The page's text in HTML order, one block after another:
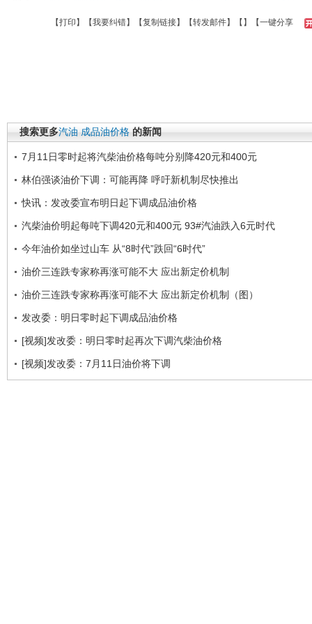
【打印 】【我要纠错】【复制链接】【转发邮件】【 】 【一键分享
搜索更多汽油 成品油价格 的新闻
7月11日零时起将汽柴油价格每吨分别降420元和400元
林伯强谈油价下调：可能再降 呼吁新机制尽快推出
快讯：发改委宣布明日起下调成品油价格
汽柴油价明起每吨下调420元和400元 93#汽油跌入6元时代
今年油价如坐过山车 从“8时代”跌回“6时代”
油价三连跌专家称再涨可能不大 应出新定价机制
油价三连跌专家称再涨可能不大 应出新定价机制（图）
发改委：明日零时起下调成品油价格
[视频]发改委：明日零时起再次下调汽柴油价格
[视频]发改委：7月11日油价将下调